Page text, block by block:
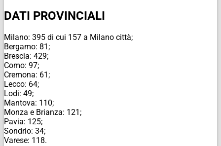
DATI PROVINCIALI
Milano: 395 di cui 157 a Milano città;
Bergamo: 81;
Brescia: 429;
Como: 97;
Cremona: 61;
Lecco: 64;
Lodi: 49;
Mantova: 110;
Monza e Brianza: 121;
Pavia: 125;
Sondrio: 34;
Varese: 118.